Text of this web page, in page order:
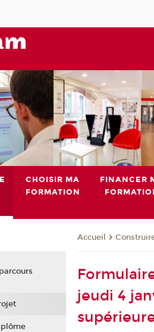
CHOISIR MA
FORMATION
FINANCER
Accueil
jeudi 4